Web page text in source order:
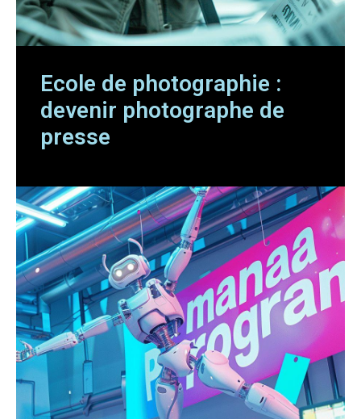
Ecole de photographie :
devenir photographe de
presse